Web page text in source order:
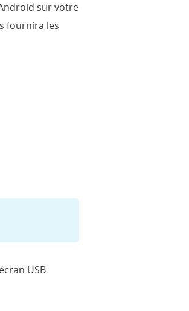
sur votre
fournira les
USB